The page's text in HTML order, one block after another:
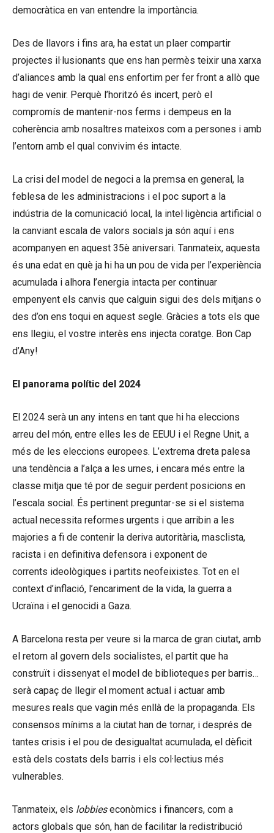
democràtica en van entendre la importància.
Des de llavors i fins ara, ha estat un plaer compartir
projectes il·lusionants que ens han permès teixir una xarxa
d’aliances amb la qual ens enfortim per fer front a allò que
hagi de venir. Perquè l’horitzó és incert, però el
compromís de mantenir-nos ferms i dempeus en la
coherència amb nosaltres mateixos com a persones i amb
l’entorn amb el qual convivim és intacte.
La crisi del model de negoci a la premsa en general, la
feblesa de les administracions i el poc suport a la
indústria de la comunicació local, la intel·ligència artificial o
la canviant escala de valors socials ja són aquí i ens
acompanyen en aquest 35è aniversari. Tanmateix, aquesta
és una edat en què ja hi ha un pou de vida per l’experiència
acumulada i alhora l’energia intacta per continuar
empenyent els canvis que calguin sigui des dels mitjans o
des d’on ens toqui en aquest segle. Gràcies a tots els que
ens llegiu, el vostre interès ens injecta coratge. Bon Cap
d’Any!
El panorama polític del 2024
El 2024 serà un any intens en tant que hi ha eleccions
arreu del món, entre elles les de EEUU i el Regne Unit, a
més de les eleccions europees. L’extrema dreta palesa
una tendència a l’alça a les urnes, i encara més entre la
classe mitja que té por de seguir perdent posicions en
l’escala social. És pertinent preguntar-se si el sistema
actual necessita reformes urgents i que arribin a les
majories a fi de contenir la deriva autoritària, masclista,
racista i en definitiva defensora i exponent de
corrents ideològiques i partits neofeixistes. Tot en el
context d’inflació, l’encariment de la vida, la guerra a
Ucraïna i el genocidi a Gaza.
A Barcelona resta per veure si la marca de gran ciutat, amb
el retorn al govern dels socialistes, el partit que ha
construït i dissenyat el model de biblioteques per barris…
serà capaç de llegir el moment actual i actuar amb
mesures reals que vagin més enllà de la propaganda. Els
consensos mínims a la ciutat han de tornar, i després de
tantes crisis i el pou de desigualtat acumulada, el dèficit
està dels costats dels barris i els col·lectius més
vulnerables.
Tanmateix, els lobbieseconòmics i financers, com a
actors globals que són, han de facilitar la redistribució